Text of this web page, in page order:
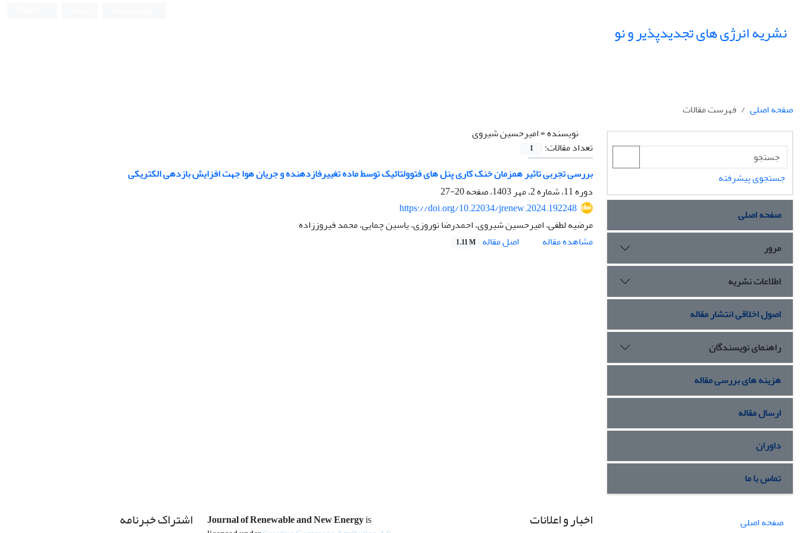
نشریه انرژی های تجدیدپذیر و نو
صفحه اصلی
فهرست مقالات
نویسنده =امیرحسین شیروی
تعداد مقالات:
1
بررسی تجربی تاثیر همزمان خنک کاری پنل های فتوولتائیک توسط ماده تغییرفازدهنده و جریان هوا جهت افزایش بازدهی الکتریکی
دوره 11، شماره 2، مهر 1403، صفحه
20-27
https://doi.org/10.22034/jrenew.2024.192248
مرضیه لطفی، امیرحسین شیروی، احمدرضا نوروزی، یاسین چمایی، محمد فیروززاده
مشاهده مقاله
اصل مقاله 1.11 M
جستجوی پیشرفته
صفحه اصلی
مرور
اطلاعات نشریه
اصول اخلاقی انتشار مقاله
راهنمای نویسندگان
هزینه های بررسی مقاله
ارسال مقاله
داوران
تماس با ما
صفحه اصلی
اخبار و اعلانات Journal of Renewable and New Energyis
اشتراک خبرنامه